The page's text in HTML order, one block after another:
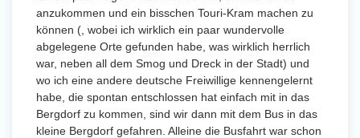
anzukommen und ein bisschen Touri-Kram machen zu
können (, wobei ich wirklich ein paar wundervolle
abgelegene Orte gefunden habe, was wirklich herrlich
war, neben all dem Smog und Dreck in der Stadt) und
wo ich eine andere deutsche Freiwillige kennengelernt
habe, die spontan entschlossen hat einfach mit in das
Bergdorf zu kommen, sind wir dann mit dem Bus in das
kleine Bergdorf gefahren. Alleine die Busfahrt war schon